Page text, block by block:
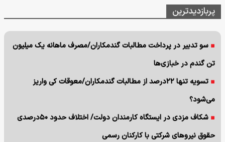
پربازدیدترین
سو تدبیر در پرداخت مطالبات گندمکاران/مصرف ماهانه یک میلیون
تن گندم در خبازی‌ها
تسویه تنها ۲۲درصد از مطالبات گندمکاران/معوقات کی واریز
می‌شود؟
شکاف مزدی در ایستگاه کارمندان دولت/ اختلاف حدود ۵۰درصدی
حقوق نیروهای شرکتی با کارکنان رسمی